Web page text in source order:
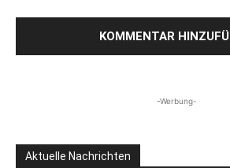
-Werbung-
Aktuelle Nachrichten